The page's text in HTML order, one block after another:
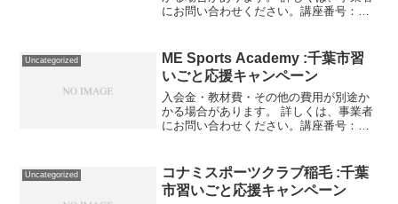
にお問い合わせください。講座番号：
初回のみ適用。講座番号：129...
Uncategorized
ME Sports Academy :千葉市習
いごと応援キャンペーン
入会金・教材費・その他の費用が別途か
かる場合があります。 詳しくは、事業者
にお問い合わせください。講座番号：
2022/03/31野球、サッカー、...
Uncategorized
コナミスポーツクラブ稲毛 :千葉
市習いごと応援キャンペーン